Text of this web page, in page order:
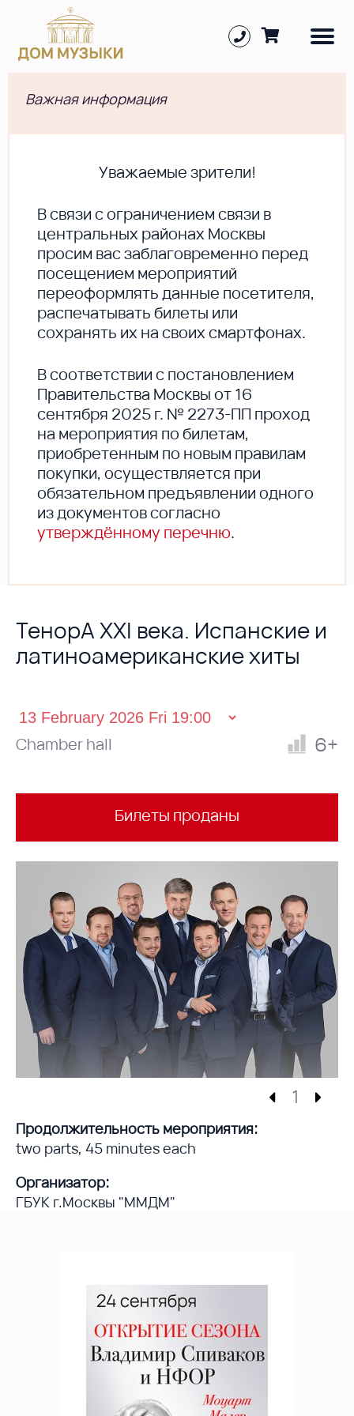
Важная информация
Уважаемые зрители!
В cвязи с ограничением связи в
центральных районах Москвы
просим вас заблаговременно перед
посещением мероприятий
переоформлять данные посетителя,
распечатывать билеты или
сохранять их на своих смартфонах.
В соответствии с постановлением
Правительства Москвы от 16
сентября 2025 г. № 2273-ПП проход
на мероприятия по билетам,
приобретенным по новым правилам
покупки, осуществляется при
обязательном предъявлении одного
из документов согласно
утверждённому перечню.
ТенорА XXI века. Испанские и
латиноамериканские хиты
Chamber hall 6+
Билеты проданы
1
Продолжительность мероприятия:
two parts, 45 minutes each
Организатор:
ГБУК г.Москвы "ММДМ"